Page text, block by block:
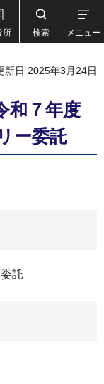
所 検索 メニュー
新日 2025年3月24日
和７年度
ー委託
託